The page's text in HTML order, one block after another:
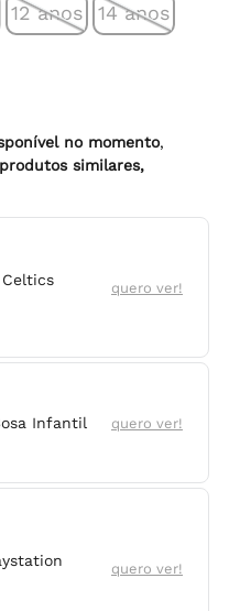
12 anos 14 anos
no momento,
similares,
quero ver!
Infantil quero ver!
quero ver!